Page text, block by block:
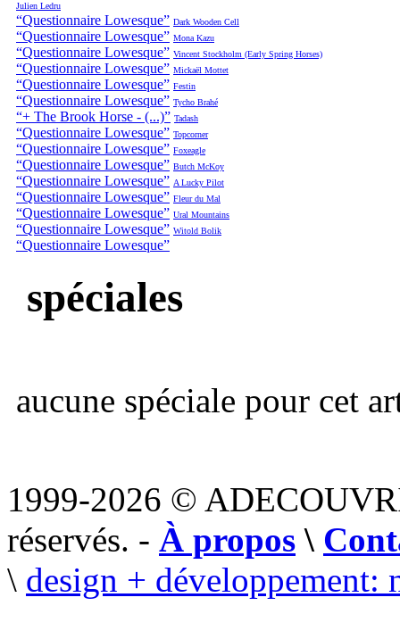
Julien Ledru
“Questionnaire Lowesque” Dark Wooden Cell
“Questionnaire Lowesque” Mona Kazu
“Questionnaire Lowesque” Vincent Stockholm (Early Spring Horses)
“Questionnaire Lowesque” Mickaël Mottet
“Questionnaire Lowesque” Festin
“Questionnaire Lowesque” Tycho Brahé
“+ The Brook Horse - (...)” Tadash
“Questionnaire Lowesque” Topcorner
“Questionnaire Lowesque” Foxeagle
“Questionnaire Lowesque” Butch McKoy
“Questionnaire Lowesque” A Lucky Pilot
“Questionnaire Lowesque” Fleur du Mal
“Questionnaire Lowesque” Ural Mountains
“Questionnaire Lowesque” Witold Bolik
“Questionnaire Lowesque”
spéciales
aucune spéciale pour cet
1999-2026 ©
réservés. - À propos \
\ design + développement: